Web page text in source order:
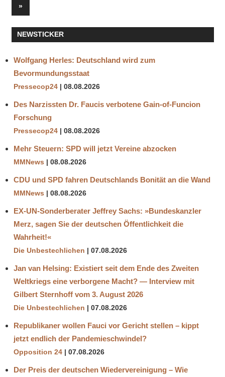
der
Beiträge
Nächste
Beiträge
»
NEWSTICKER
Wolfgang Herles: Deutschland wird zum
Bevormundungsstaat
Pressecop24 08.08.2026
Des Narzissten Dr. Faucis verbotene Gain-of-Funcion
Forschung
Pressecop24 08.08.2026
Mehr Steuern: SPD will jetzt Vereine abzocken
MMNews 08.08.2026
CDU und SPD fahren Deutschlands Bonität an die Wand
MMNews 08.08.2026
EX-UN-Sonderberater Jeffrey Sachs: »Bundeskanzler
Merz, sagen Sie der deutschen Öffentlichkeit die
Wahrheit!«
Die Unbestechlichen 07.08.2026
Jan van Helsing: Existiert seit dem Ende des Zweiten
Weltkriegs eine verborgene Macht? — Interview mit
Gilbert Sternhoff vom 3. August 2026
Die Unbestechlichen 07.08.2026
Republikaner wollen Fauci vor Gericht stellen – kippt
jetzt endlich der Pandemieschwindel?
Opposition 24 07.08.2026
Der Preis der deutschen Wiedervereinigung – Wie